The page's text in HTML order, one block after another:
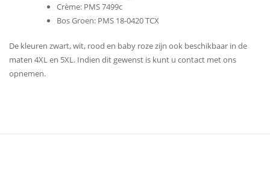
Crème: PMS 7499c
Bos Groen: PMS 18-0420 TCX
De kleuren zwart, wit, rood en baby roze zijn ook beschikbaar in de
maten 4XL en 5XL. Indien dit gewenst is kunt u contact met ons
opnemen.